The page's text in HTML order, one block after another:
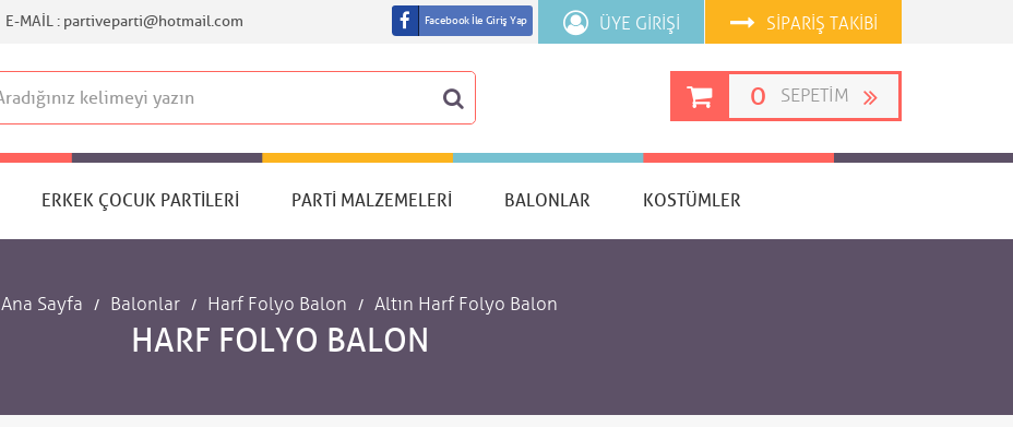
E-MAIL : partiveparti@hotmail.com SIPARIŞ TAKIBI
ÜYE GIRIŞI
Facebook İle Giriş Yap
0 SEPETIM
ERKEK ÇOCUK PARTILERI PARTI MALZEMELERI BALONLAR KOSTÜMLER
Ana Sayfa Balonlar Harf Folyo Balon Altın Harf Folyo Balon
HARF FOLYO BALON